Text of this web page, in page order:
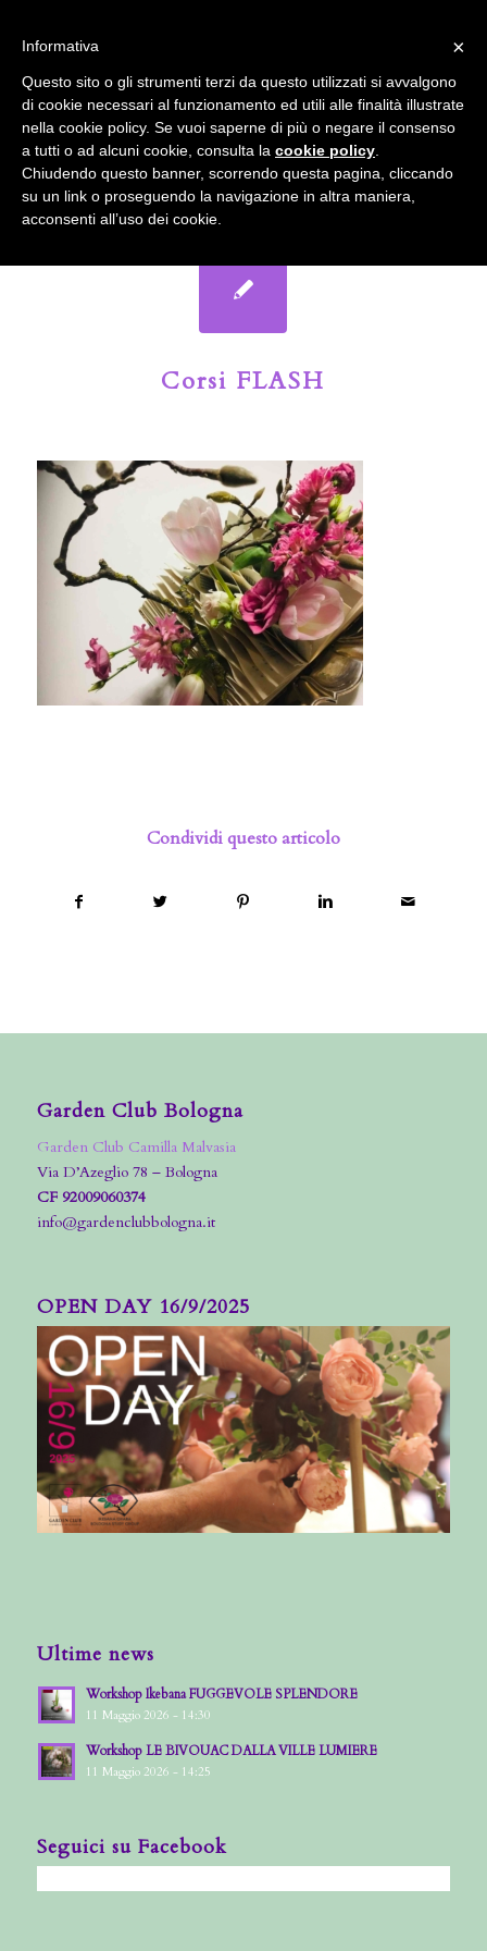
Il Blog del Garden Club di Bologna
Corsi FLASH
Condividi questo articolo
Garden Club Bologna
Garden Club Camilla Malvasia
Via D’Azeglio 78 – Bologna
CF 92009060374
info@gardenclubbologna.it
OPEN DAY 16/9/2025
Ultime news
Workshop Ikebana FUGGEVOLE SPLENDORE
11 Maggio 2026 - 14:30
Workshop LE BIVOUAC DALLA VILLE LUMIERE
11 Maggio 2026 - 14:25
Seguici su Facebook
accetta l'uso dei cookies previsto nella pagina dedicata.
Fai clic per abilitare/disabilitare il tracciamento di
Google Analytics.
OK Privacy e cookie policy
×
Informativa
Questo sito o gli strumenti terzi da questo utilizzati si avvalgono
di cookie necessari al funzionamento ed utili alle finalità illustrate
nella cookie policy. Se vuoi saperne di più o negare il consenso
a tutti o ad alcuni cookie, consulta la cookie policy
Chiudendo questo banner, scorrendo questa pagina, cliccando
su un link o proseguendo la navigazione in altra maniera,
acconsenti all’uso dei cookie.